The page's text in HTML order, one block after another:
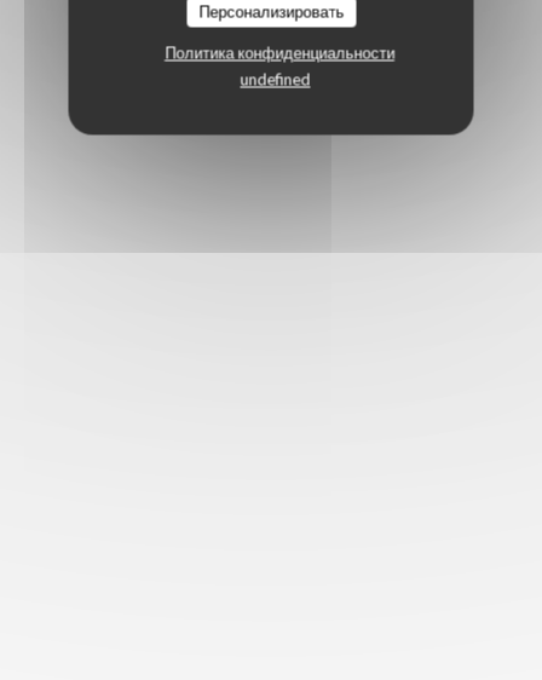
Персонализировать
Политика конфиденциальности
undefined